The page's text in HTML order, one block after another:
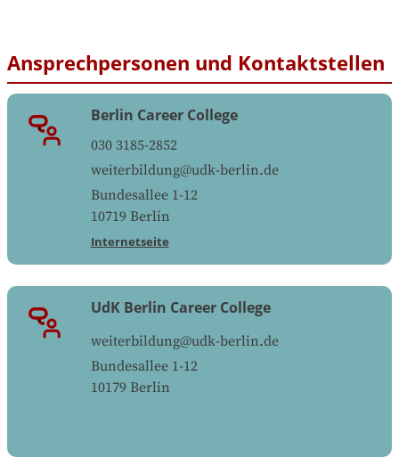
Ansprechpersonen und Kontaktstellen
Berlin Career College
030 3185-2852
weiterbildung@udk-berlin.de
Bundesallee 1-12
10719 Berlin
Internetseite
UdK Berlin Career College
weiterbildung@udk-berlin.de
Bundesallee 1-12
10179 Berlin